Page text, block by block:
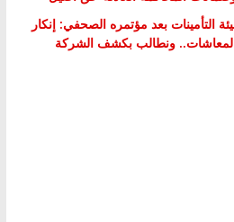
التأمينات بعد مؤتمره الصحفي: إنكار
المعاشات.. ونطالب بكشف الشركة